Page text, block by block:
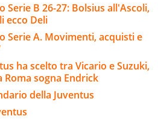
Serie B 26-27: Bolsius all'Ascoli,
ecco Deli
Serie A. Movimenti, acquisti e
ha scelto tra Vicario e Suzuki,
Roma sogna Endrick
della Juventus